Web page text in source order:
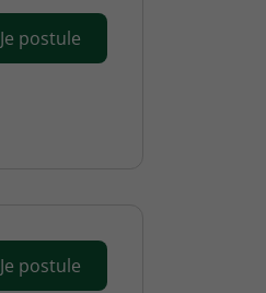
Je postule
Je postule